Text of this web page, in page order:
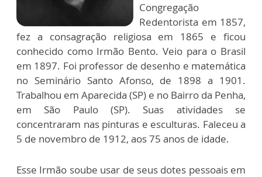
Congregação
Redentorista em 1857,
fez a consagração religiosa em 1865 e ficou
conhecido como Irmão Bento. Veio para o Brasil
em 1897. Foi professor de desenho e matemática
no Seminário Santo Afonso, de 1898 a 1901.
Trabalhou em Aparecida (SP) e no Bairro da Penha,
em São Paulo (SP). Suas atividades se
concentraram nas pinturas e esculturas. Faleceu a
5 de novembro de 1912, aos 75 anos de idade.
Esse Irmão soube usar de seus dotes pessoais em